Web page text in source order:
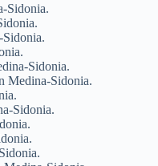
Sidonia.
Sidonia.
Sidonia.
Medina-Sidonia.
Sidonia.